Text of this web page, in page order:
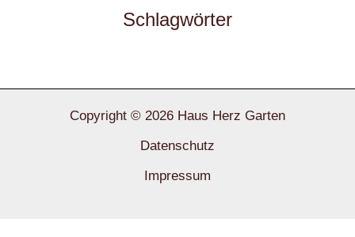
Schlagwörter
Copyright © 2026 Haus Herz Garten
Datenschutz
Impressum